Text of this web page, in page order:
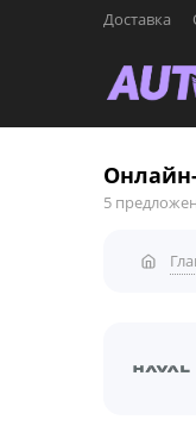
Доставка
5